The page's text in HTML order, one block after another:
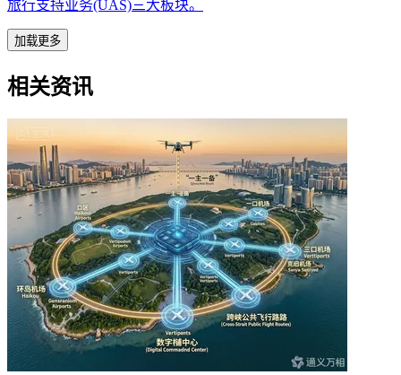
旅行支持业务(UAS)三大板块。
加载更多
相关资讯